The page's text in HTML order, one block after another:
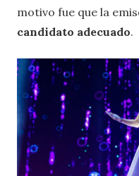
motivo fue que la
candidato adecuado.